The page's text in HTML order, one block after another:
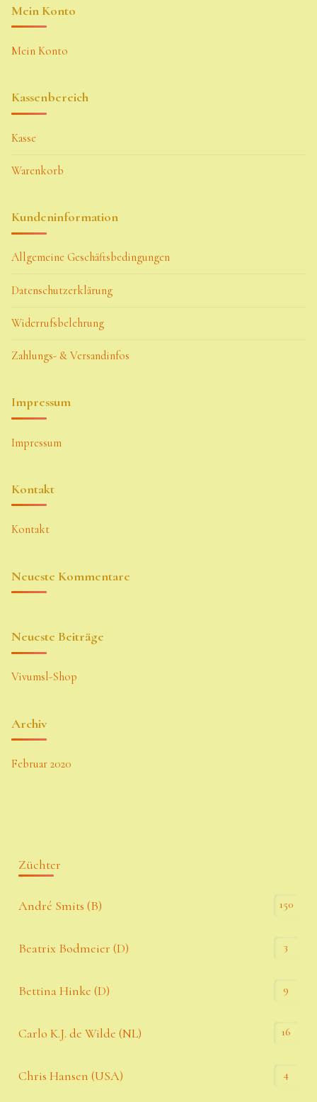
Mein Konto
Mein Konto
Kassenbereich
Kasse
Warenkorb
Kundeninformation
Allgemeine Geschäftsbedingungen
Datenschutzerklärung
Widerrufsbelehrung
Zahlungs- & Versandinfos
Impressum
Impressum
Kontakt
Kontakt
Neueste Kommentare
Neueste Beiträge
Vivumsl-Shop
Archiv
Februar 2020
Züchter
André Smits (B) 150
Beatrix Bodmeier (D) 3
Bettina Hinke (D) 9
Carlo K.J. de Wilde (NL) 16
Chris Hansen (USA) 4